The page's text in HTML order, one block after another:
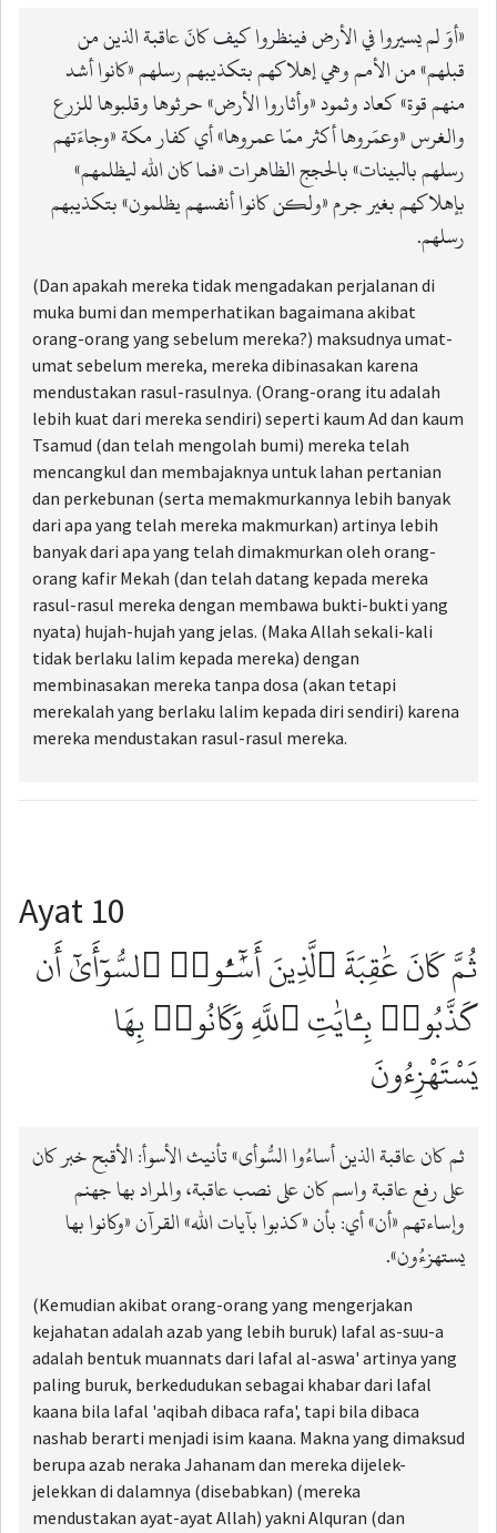
«أوَ لم يسيروا في الأرض فينظروا كيف كانَ عاقبة الذين من
قبلهم» من الأمم وهي إهلاكهم بتكذيبهم رسلهم «كانوا أشد
منهم قوة» كعاد وثمود «وأثاروا الأرض» حرثوها وقلبوها للزرع
والغرس «وعمَروها أكثر ممّا عمروها» أي كفار مكة «وجاءَتهم
رسلهم بالبينات» بالحجج الظاهرات «فما كان الله ليظلمهم»
بإهلاكهم بغير جرم «ولكن كانوا أنفسهم يظلمون» بتكذيبهم
رسلهم.
(Dan apakah mereka tidak mengadakan perjalanan di
muka bumi dan memperhatikan bagaimana akibat
orang-orang yang sebelum mereka?) maksudnya umat-
umat sebelum mereka, mereka dibinasakan karena
mendustakan rasul-rasulnya. (Orang-orang itu adalah
lebih kuat dari mereka sendiri) seperti kaum Ad dan kaum
Tsamud (dan telah mengolah bumi) mereka telah
mencangkul dan membajaknya untuk lahan pertanian
dan perkebunan (serta memakmurkannya lebih banyak
dari apa yang telah mereka makmurkan) artinya lebih
banyak dari apa yang telah dimakmurkan oleh orang-
orang kafir Mekah (dan telah datang kepada mereka
rasul-rasul mereka dengan membawa bukti-bukti yang
nyata) hujah-hujah yang jelas. (Maka Allah sekali-kali
tidak berlaku lalim kepada mereka) dengan
membinasakan mereka tanpa dosa (akan tetapi
merekalah yang berlaku lalim kepada diri sendiri) karena
mereka mendustakan rasul-rasul mereka.
Ayat 10
ثُمَّ كَانَ عَٰقِبَةَ ٱلَّذِينَ أَسَٰٓـُٔوا۟ ٱلسُّوٓأَىٰٓ أَن
كَذَّبُوا۟ بِـَٔايَٰتِ ٱللَّهِ وَكَانُوا۟ بِهَا
يَسْتَهْزِءُونَ
ثم كان عاقبة الذين أساءُوا السُّوأى» تأنيث الأسوأ: الأقبح خبر كان
على رفع عاقبة واسم كان على نصب عاقبة، والمراد بها جهنم
وإساءتهم «أن» أي: بأن «كذبوا بآيات الله» القرآن «وكانوا بها
يستهزءُون».
(Kemudian akibat orang-orang yang mengerjakan
kejahatan adalah azab yang lebih buruk) lafal as-suu-a
adalah bentuk muannats dari lafal al-aswa' artinya yang
paling buruk, berkedudukan sebagai khabar dari lafal
kaana bila lafal 'aqibah dibaca rafa', tapi bila dibaca
nashab berarti menjadi isim kaana. Makna yang dimaksud
berupa azab neraka Jahanam dan mereka dijelek-
jelekkan di dalamnya (disebabkan) (mereka
mendustakan ayat-ayat Allah) yakni Alquran (dan